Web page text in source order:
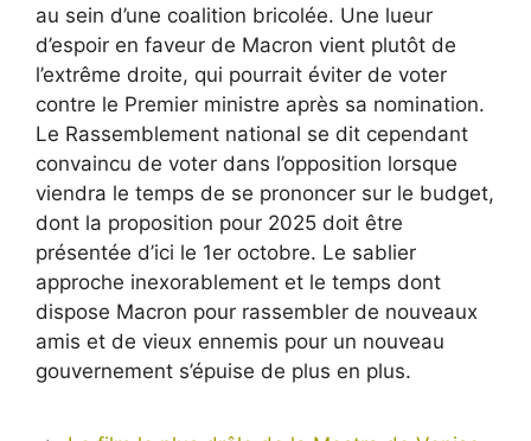
au sein d’une coalition bricolée. Une lueur
d’espoir en faveur de Macron vient plutôt de
l’extrême droite, qui pourrait éviter de voter
contre le Premier ministre après sa nomination.
Le Rassemblement national se dit cependant
convaincu de voter dans l’opposition lorsque
viendra le temps de se prononcer sur le budget,
dont la proposition pour 2025 doit être
présentée d’ici le 1er octobre. Le sablier
approche inexorablement et le temps dont
dispose Macron pour rassembler de nouveaux
amis et de vieux ennemis pour un nouveau
gouvernement s’épuise de plus en plus.